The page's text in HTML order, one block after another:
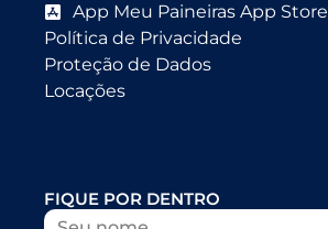
App Meu Paineiras App Store
Política de Privacidade
Proteção de Dados
Locações
FIQUE POR DENTRO